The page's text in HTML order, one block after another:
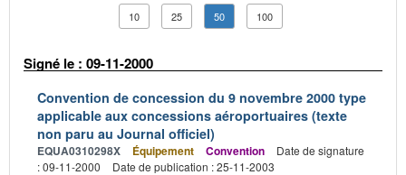
10 25 50 100
Signé le : 09-11-2000
Convention de concession du 9 novembre 2000 type
applicable aux concessions aéroportuaires (texte
non paru au Journal officiel)
EQUA0310298X Équipement Convention
Date de signature
: 09-11-2000
Date de publication : 25-11-2003